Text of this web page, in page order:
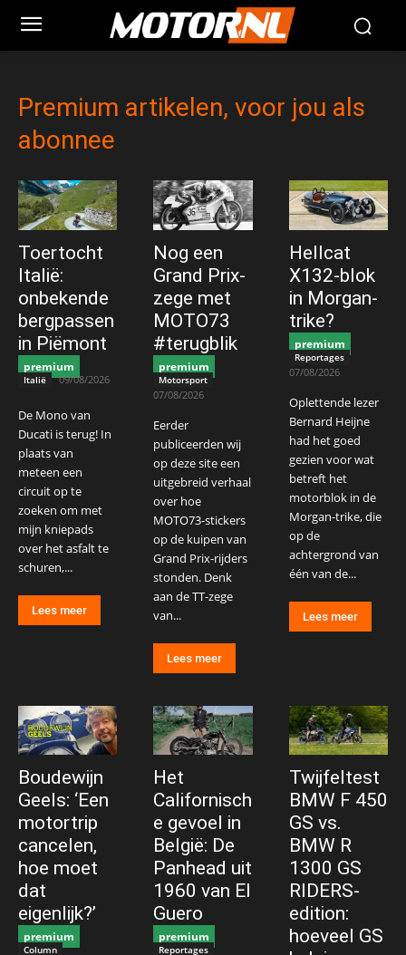
Premium artikelen, voor jou als
abonnee
Toertocht
Italië:
onbekende
bergpassen
in Piëmont
premium
Italië 09/08/2026
De Mono van
Ducati is terug! In
plaats van
meteen een
circuit op te
zoeken om met
mijn kniepads
over het asfalt te
schuren,...
Lees meer
Nog een
Grand Prix-
zege met
MOTO73
#terugblik
premium
Motorsport
07/08/2026
Eerder
publiceerden wij
op deze site een
uitgebreid verhaal
over hoe
MOTO73-stickers
op de kuipen van
Grand Prix-rijders
stonden. Denk
aan de TT-zege
van...
Lees meer
Hellcat
X132-blok
in Morgan-
trike?
premium
Reportages
07/08/2026
Oplettende lezer
Bernard Heijne
had het goed
gezien voor wat
betreft het
motorblok in de
Morgan-trike, die
op de
achtergrond van
één van de...
Lees meer
Boudewijn
Geels: ‘Een
motortrip
cancelen,
hoe moet
dat
eigenlijk?’
premium
Column
Het
Californisch
e gevoel in
België: De
Panhead uit
1960 van El
Guero
premium
Reportages
Twijfeltest
BMW F 450
GS vs.
BMW R
1300 GS
RIDERS-
edition:
hoeveel GS